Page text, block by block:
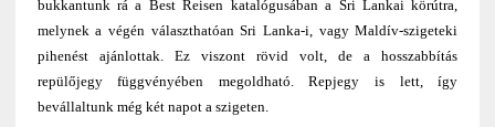
bukkantunk rá a Best Reisen katalógusában a Sri Lankai körútra,
melynek a végén választhatóan Sri Lanka-i, vagy Maldív-szigeteki
pihenést ajánlottak. Ez viszont rövid volt, de a hosszabbítás
repülőjegy függvényében megoldható. Repjegy is lett, így
bevállaltunk még két napot a szigeten.